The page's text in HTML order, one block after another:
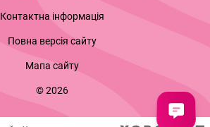
Контактна інформація
Повна версія сайту
Мапа сайту
© 2026